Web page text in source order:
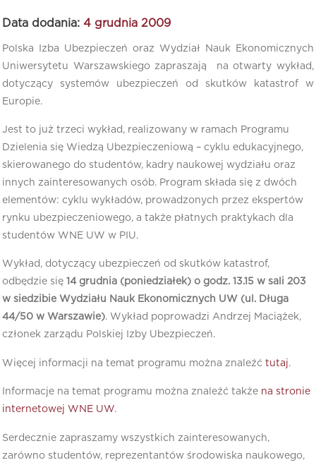
Data dodania: 4 grudnia 2009
Polska Izba Ubezpieczeń oraz Wydział Nauk Ekonomicznych
Uniwersytetu Warszawskiego zapraszają na otwarty wykład,
dotyczący systemów ubezpieczeń od skutków katastrof w
Europie.
Jest to już trzeci wykład, realizowany w ramach Programu
Dzielenia się Wiedzą Ubezpieczeniową – cyklu edukacyjnego,
skierowanego do studentów, kadry naukowej wydziału oraz
innych zainteresowanych osób. Program składa się z dwóch
elementów: cyklu wykładów, prowadzonych przez ekspertów
rynku ubezpieczeniowego, a także płatnych praktykach dla
studentów WNE UW w PIU.
Wykład, dotyczący ubezpieczeń od skutków katastrof,
odbędzie się 14 grudnia (poniedziałek) o godz. 13.15 w sali 203
w siedzibie Wydziału Nauk Ekonomicznych UW (ul. Długa
44/50 w Warszawie). Wykład poprowadzi Andrzej Maciążek,
członek zarządu Polskiej Izby Ubezpieczeń.
Więcej informacji na temat programu można znaleźć tutaj.
Informacje na temat programu można znaleźć także na stronie
internetowej WNE UW.
Serdecznie zapraszamy wszystkich zainteresowanych,
zarówno studentów, reprezentantów środowiska naukowego,